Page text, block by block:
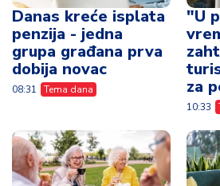
Danas kreće isplata
penzija - jedna
grupa građana prva
dobija novac
08:31 Tema dana
"U
za
10:33